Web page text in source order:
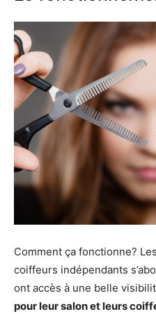
Comment ça fonctionne?
coiffeurs indépendants
ont accès à une belle
pour leur salon et leurs